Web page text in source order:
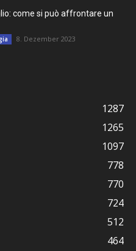
come si può affrontare un
8. Dezember 2023
1287
1265
1097
778
770
724
512
464